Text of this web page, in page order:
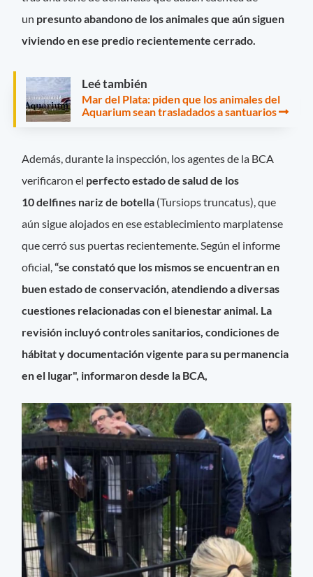
un presunto abandono de los animales que aún siguen
viviendo en ese predio recientemente cerrado.
Leé también
Mar del Plata: piden que los animales del
Aquarium sean trasladados a santuarios
Además, durante la inspección, los agentes de la BCA
verificaron el perfecto estado de salud de los
10 delfines nariz de botella (Tursiops truncatus), que
aún sigue alojados en ese establecimiento marplatense
que cerró sus puertas recientemente. Según el informe
oficial,“se constató que los mismos se encuentran en
buen estado de conservación, atendiendo a diversas
cuestiones relacionadas con el bienestar animal. La
revisión incluyó controles sanitarios, condiciones de
hábitat y documentación vigente para su permanencia
en el lugar", informaron desde la BCA,